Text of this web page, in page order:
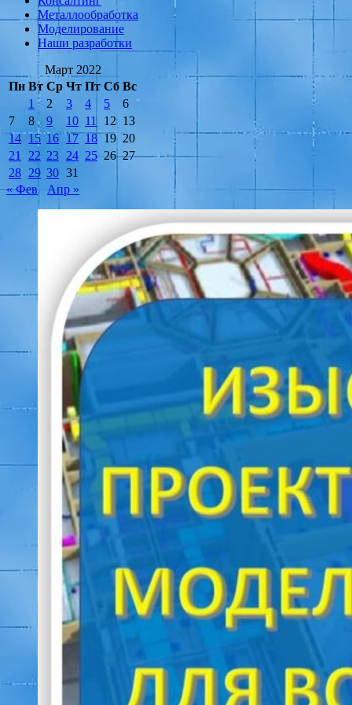
Металлообработка
Моделирование
Наши разработки
Март 2022
Пн Вт Ср Чт Пт Сб Вс
1
2 3 4 5
6
7
8 9 10 11 12 13
14 15 16 17 18 19 20
21
22 23 24 25 26 27
28 29 30 31
« Фев
Апр »